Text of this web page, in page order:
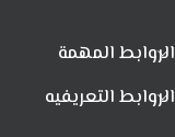
الروابط المهمة
الروابط التعريفيه